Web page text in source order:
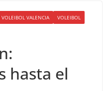
VALENCIA
VOLEIBOL
hasta el